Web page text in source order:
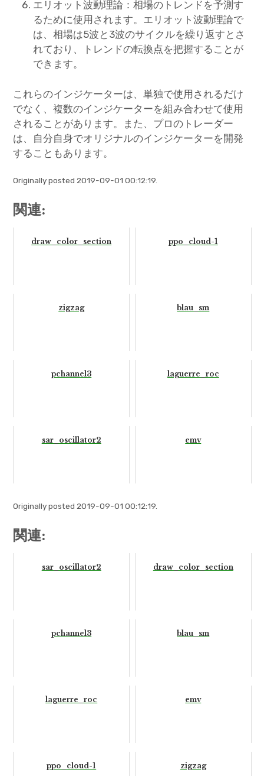
エリオット波動理論：相場のトレンドを予測す
るために使用されます。エリオット波動理論で
は、相場は5波と3波のサイクルを繰り返すとさ
れており、トレンドの転換点を把握することが
できます。
これらのインジケーターは、単独で使用されるだけ
でなく、複数のインジケーターを組み合わせて使用
されることがあります。また、プロのトレーダー
は、自分自身でオリジナルのインジケーターを開発
することもあります。
Originally posted 2019-09-01 00:12:19.
関連:
draw_color_section ppo_cloud-1
zigzag blau_sm
pchannel3 laguerre_roc
sar_oscillator2 emv
Originally posted 2019-09-01 00:12:19.
関連:
sar_oscillator2 draw_color_section
pchannel3 blau_sm
laguerre_roc emv
ppo_cloud-1 zigzag